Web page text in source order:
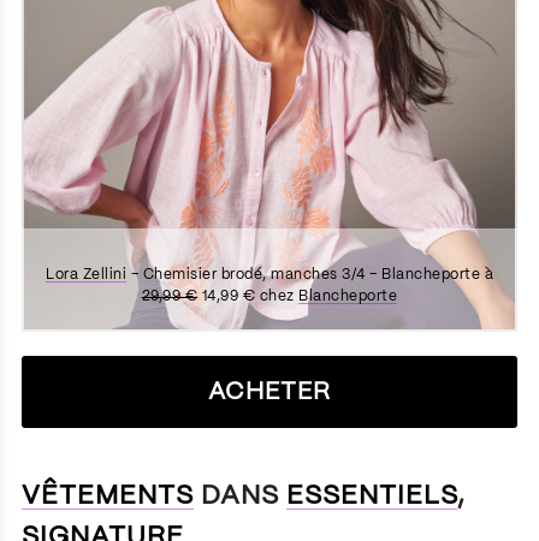
Lora Zellini – Chemisier brodé, manches 3/4 – Blancheporte à
29,99 €14,99 € chez Blancheporte
ACHETER
VÊTEMENTSDANS ESSENTIELS,